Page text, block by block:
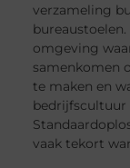
verzameling
omgeving
samenkomen
te maken en
bedrijfscultuur
vaak tekort